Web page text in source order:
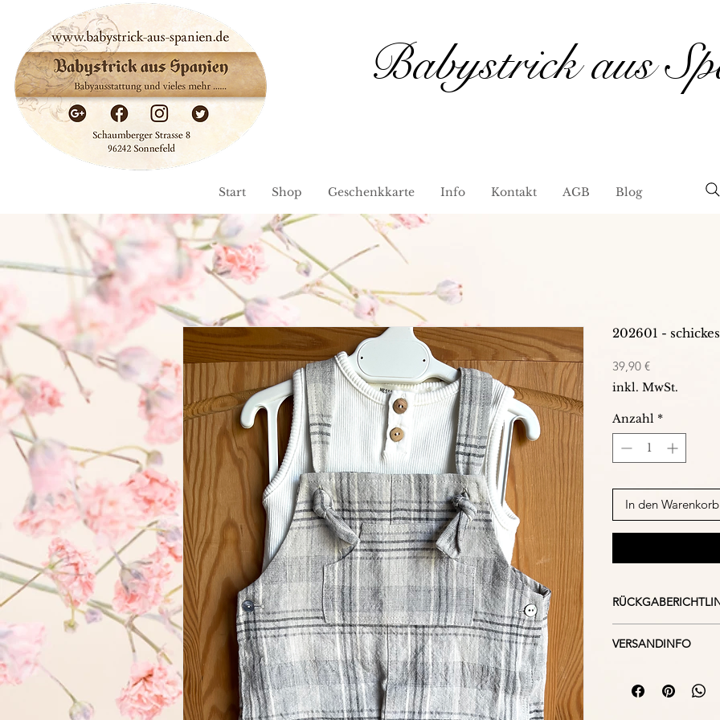
Babystrick aus
Start Shop Geschenkkarte Info Kontakt AGB Blog
202601 -
39,90 €Preis
inkl. MwSt.
Anzahl *
In den Warenkorb
Ware, beachten
VERSANDINFO
versichert. Mit